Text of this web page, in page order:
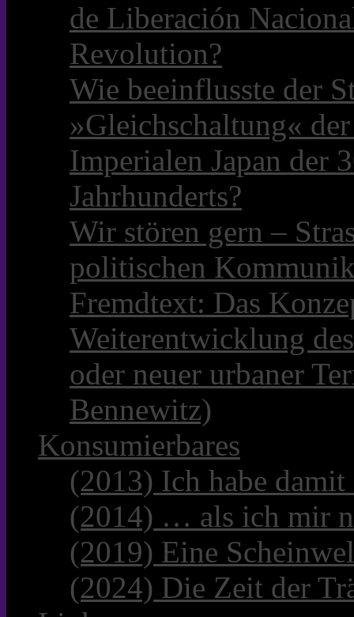
de Liberación
Revolution?
Wie beeinflusste der
»Gleichschaltung«
Imperialen Japan der
Jahrhunderts?
Wir stören gern –
politischen
Fremdtext: Das
Weiterentwicklung
oder neuer urbaner
Bennewitz)
Konsumierbares
(2013) Ich habe
(2014) … als ich mir
(2019) Eine
(2024) Die Zeit der